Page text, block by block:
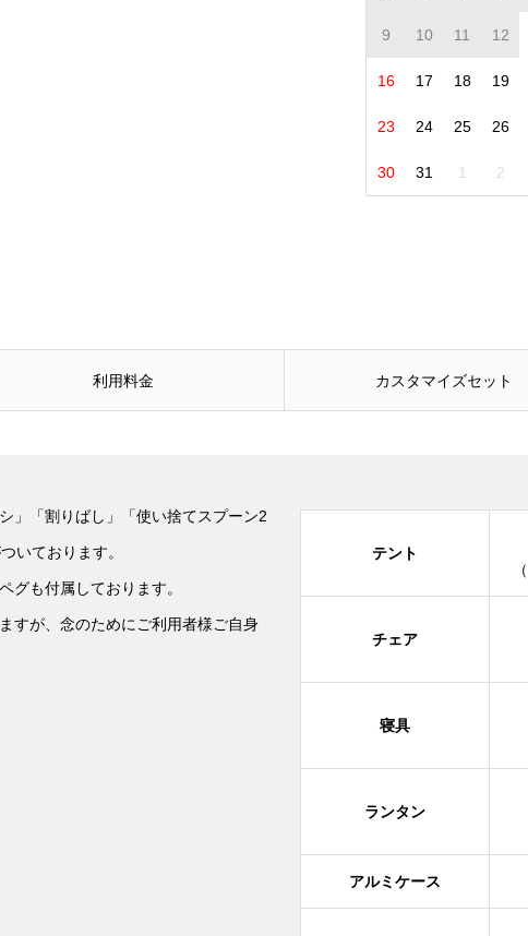
9 10 11 12
16 17 18 19
23 24 25 26
30 31 1 2
利用料金 カスタマイズセット
」「割りばし」「使い捨てスプーン2
いております。
グも付属しております。
すが、念のためにご利用者様ご自身
テント
チェア
寝具
ランタン
アルミケース